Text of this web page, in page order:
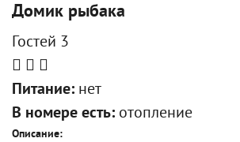
Домик рыбака
Гостей 3
Питание: нет
В номере есть: отопление
Описание: